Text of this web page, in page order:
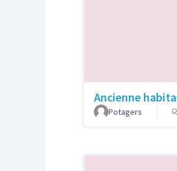
Ancienne
Potagers